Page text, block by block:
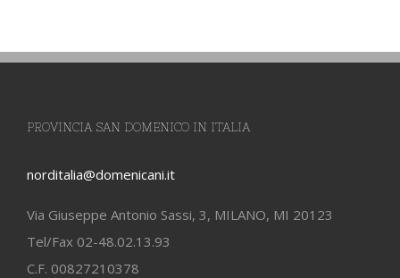
PROVINCIA SAN DOMENICO IN ITALIA
norditalia@domenicani.it
Via Giuseppe Antonio Sassi, 3, MILANO, MI 20123
Tel/Fax 02-48.02.13.93
C.F. 00827210378